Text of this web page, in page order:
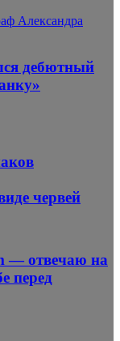
дебютный
червей
— отвечаю на
перед